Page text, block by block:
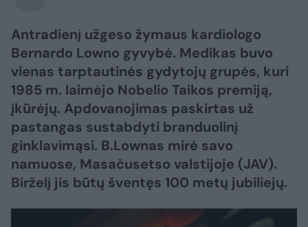
Antradienį užgeso žymaus kardiologo
Bernardo Lowno gyvybė. Medikas buvo
vienas tarptautinės gydytojų grupės, kuri
1985 m. laimėjo Nobelio Taikos premiją,
įkūrėjų. Apdovanojimas paskirtas už
pastangas sustabdyti branduolinį
ginklavimąsi. B.Lownas mirė savo
namuose, Masačusetso valstijoje (JAV).
Birželį jis būtų šventęs 100 metų jubiliejų.